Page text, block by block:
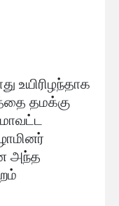
உயிரிழந்தாக
தமக்கு
அந்த